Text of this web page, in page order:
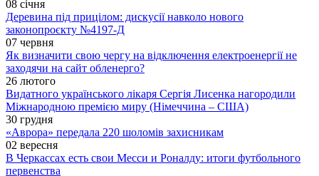
08 січня
Деревина під прицілом: дискусії навколо нового
законопроєкту №4197-Д
07 червня
Як визначити свою чергу на відключення електроенергії не
заходячи на сайт обленерго?
26 лютого
Видатного українського лікаря Сергія Лисенка нагородили
Міжнародною премією миру (Німеччина – США)
30 грудня
«Аврора» передала 220 шоломів захисникам
02 вересня
В Черкассах есть свои Месси и Роналду: итоги футбольного
первенства